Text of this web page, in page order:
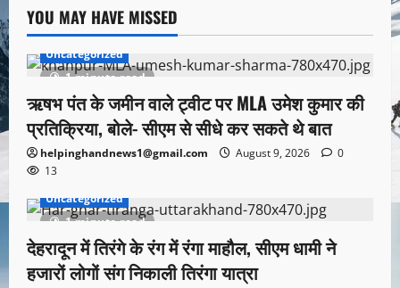
YOU MAY HAVE MISSED
1 minute read
Uncategorized
ऋषभ पंत के जमीन वाले ट्वीट पर MLA उमेश कुमार की
प्रतिक्रिया, बोले- सीएम से सीधे कर सकते थे बात
helpinghandnews1@gmail.com August 9, 2026
0
13
1 minute read
Uncategorized
देहरादून में तिरंगे के रंग में रंगा माहौल, सीएम धामी ने
हजारों लोगों संग निकाली तिरंगा यात्रा